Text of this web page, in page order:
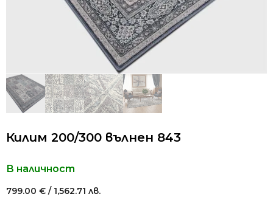
Килим 200/300 вълнен 843
В наличност
799.00 € / 1,562.71 лв.